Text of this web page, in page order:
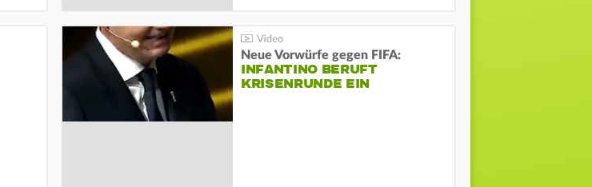
Neue Vorwürfe gegen FIFA:
INFANTINO BERUFT
KRISENRUNDE EIN